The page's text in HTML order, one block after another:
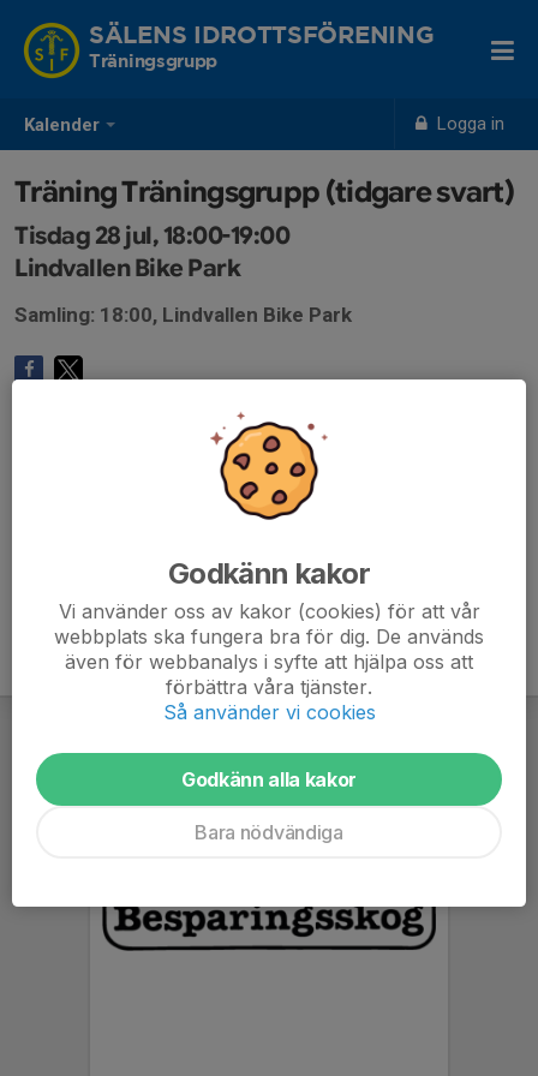
Kalender Logga in
SÄLENS IDROTTSFÖRENING
Träningsgrupp
Träning Träningsgrupp (tidgare svart)
Tisdag 28 jul, 18:00-19:00
Lindvallen Bike Park
Samling: 18:00, Lindvallen Bike Park
Godkänn kakor
Vi använder oss av kakor (cookies) för att vår
webbplats ska fungera bra för dig. De används
även för webbanalys i syfte att hjälpa oss att
förbättra våra tjänster.
Så använder vi cookies
Godkänn alla kakor
Bara nödvändiga